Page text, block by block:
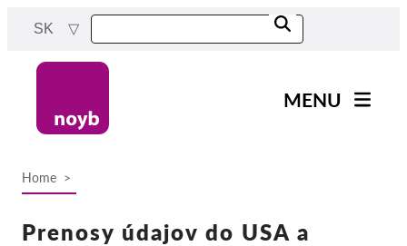
content
SK
MENU
Projekty
Home
Prenosy údajov do USA a